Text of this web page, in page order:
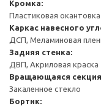
Кромка:
Пластиковая окантовка
Каркас навесного
ДСП, Меламиновая
Задняя стенка:
ДВП, Акриловая краска
Вращающаяся
Закаленное стекло
Бортик: